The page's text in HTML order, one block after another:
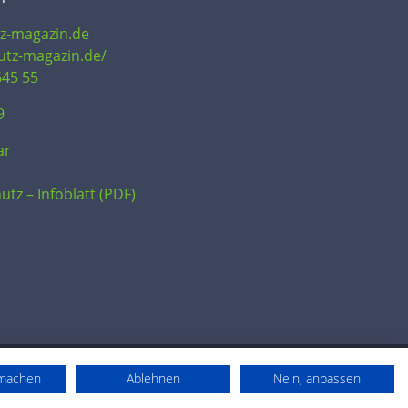
magazin.de
magazin.de/
55
– Infoblatt (PDF)
Ablehnen Nein, anpassen